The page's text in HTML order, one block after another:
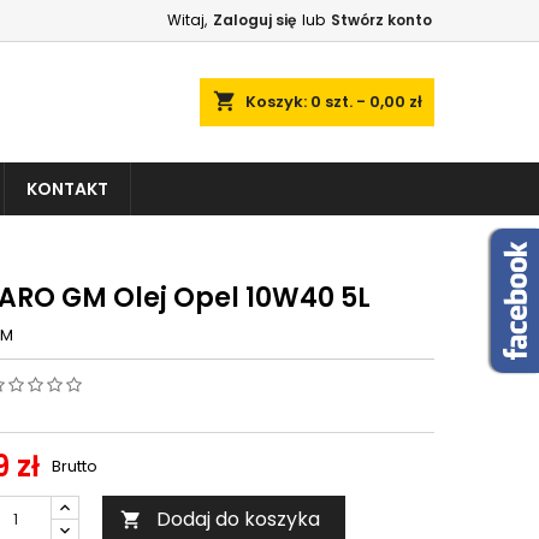
Witaj, Zaloguj się lub Stwórz konto
shopping_cart Koszyk: 0 szt. - 0,00 zł
KONTAKT
GM Olej Opel 10W40 5L
zł Brutto
 Dodaj do koszyka